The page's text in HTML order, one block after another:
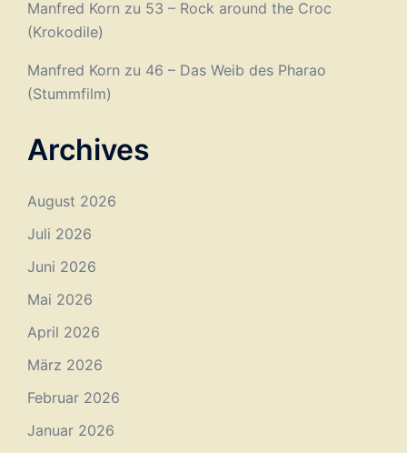
Manfred Korn zu 53 – Rock around the Croc
(Krokodile)
Manfred Korn zu 46 – Das Weib des Pharao
(Stummfilm)
Archives
August 2026
Juli 2026
Juni 2026
Mai 2026
April 2026
März 2026
Februar 2026
Januar 2026